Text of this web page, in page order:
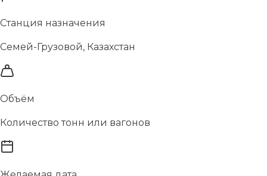
Станция назначения
Семей-Грузовой, Казахстан
Объём
Количество тонн или вагонов